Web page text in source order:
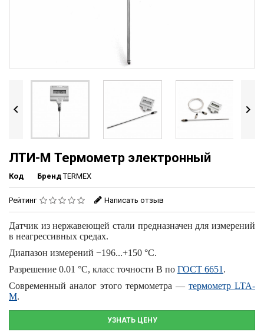
 
ЛТИ-М Термометр электронный
Код Бренд TERMEX
Рейтинг Написать отзыв
Датчик из нержавеющей стали предназначен для измерений
в неагрессивных средах.
Диапазон измерений −196...+150 °С.
Разрешение 0.01 °С, класс точности B по ГОСТ 6651 .
Современный аналог этого термометра — термометр LTA-
М.
УЗНАТЬ ЦЕНУ